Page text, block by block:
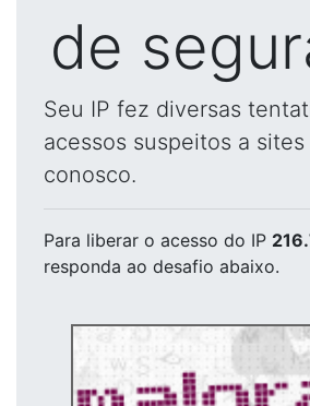
de
Seu IP fez diversas
acessos suspeitos a
conosco.
Para liberar o acesso do IP
responda ao desafio abaixo.